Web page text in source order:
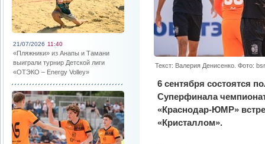
21/07/2026 11:40
«Пляжники» из Анапы и Тамани
выиграли турнир Детской лиги
«ОТЭКО – Energy Volley»
Текст: Валерия Денисенко. Фото:
6 сентября состоятся
Суперфинала
«Краснодар-ЮМР»
«Кристаллом».